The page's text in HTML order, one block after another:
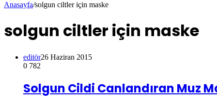
Anasayfa/solgun ciltler için maske
solgun ciltler için maske
editör26 Haziran 2015
0 782
Solgun Cildi Canlandıran Muz